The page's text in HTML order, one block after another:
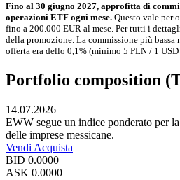
Fino al 30 giugno 2027, approfitta di
operazioni ETF ogni mese. Questo vale per
fino a 200.000 EUR al mese. Per tutti i
della promozione. La commissione più
offerta era dello 0,1% (minimo 5 PLN / 1
Portfolio composition
14.07.2026
EWW segue un indice ponderato per
delle imprese messicane.
Vendi Acquista
BID 0.0000
ASK 0.0000